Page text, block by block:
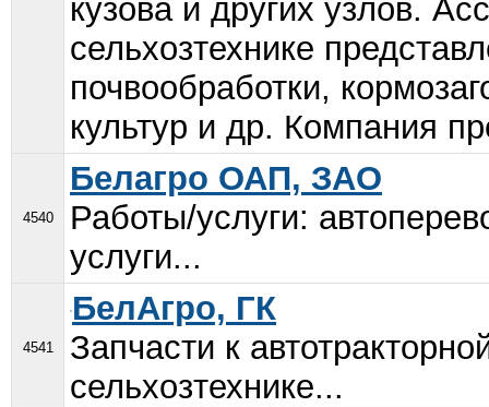
кузова и других узлов.
сельхозтехнике
почвообработки,
культур и др. Компания
4540
Белагро ОАП, ЗАО
Работы/услуги:
услуги...
4541
БелАгро, ГК
Запчасти к
сельхозтехнике...